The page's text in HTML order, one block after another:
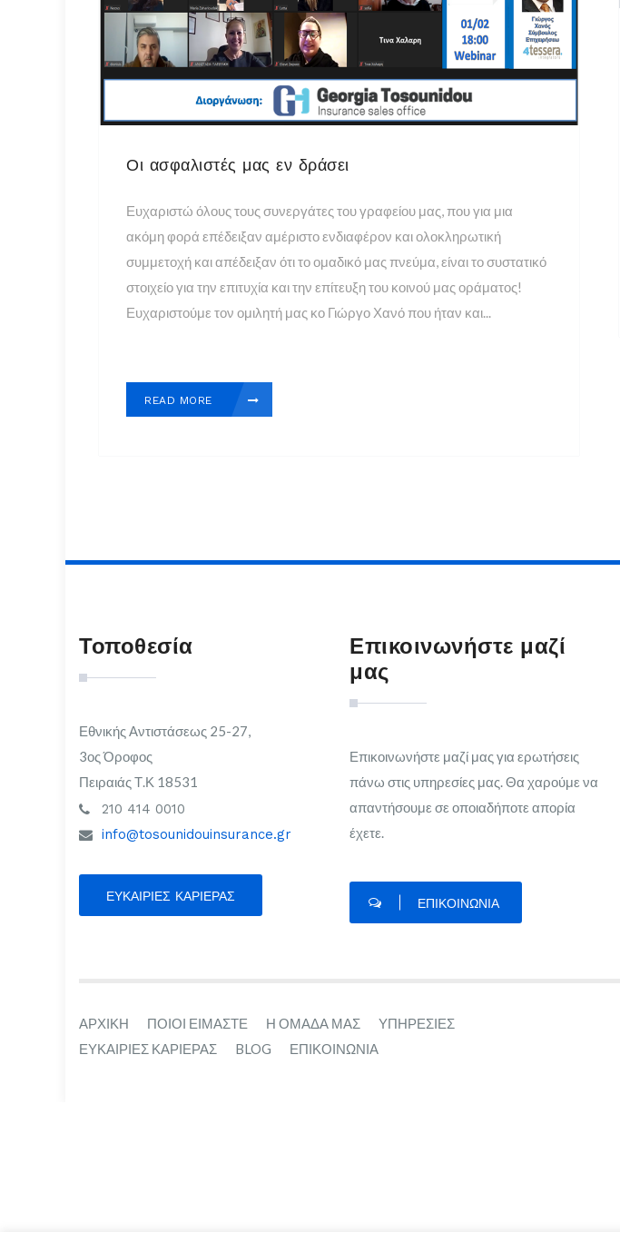
Οι ασφαλιστές μας εν δράσει
Ευχαριστώ όλους τους συνεργάτες του γραφείου μας, που για μια
ακόμη φορά επέδειξαν αμέριστο ενδιαφέρον και ολοκληρωτική
συμμετοχή και απέδειξαν ότι το ομαδικό μας πνεύμα, είναι το συστατικό
στοιχείο για την επιτυχία και την επίτευξη του κοινού μας οράματος!
Ευχαριστούμε τον ομιλητή μας κο Γιώργο Χανό που ήταν και...
READ MORE
Τοποθεσία
Εθνικής Αντιστάσεως 25-27,
3ος Όροφος
Πειραιάς Τ.Κ 18531
210 414 0010
info@tosounidouinsurance.gr
ΕΥΚΑΙΡΊΕΣ ΚΑΡΙΈΡΑΣ
Επικοινωνήστε μαζί
μας
Επικοινωνήστε μαζί μας για ερωτήσεις
πάνω στις υπηρεσίες μας. Θα χαρούμε να
απαντήσουμε σε οποιαδήποτε απορία
έχετε.
ΕΠΙΚΟΙΝΩΝΊΑ
ΑΡΧΙΚΗ ΠΟΙΟΙ ΕΙΜΑΣΤΕ Η ΟΜΑΔΑ ΜΑΣ
ΥΠΗΡΕΣΙΕΣ
ΕΥΚΑΙΡΙΕΣ ΚΑΡΙΕΡΑΣ
BLOG ΕΠΙΚΟΙΝΩΝΙΑ